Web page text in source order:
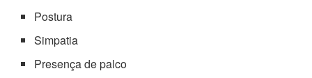
Postura
Simpatia
Presença de palco